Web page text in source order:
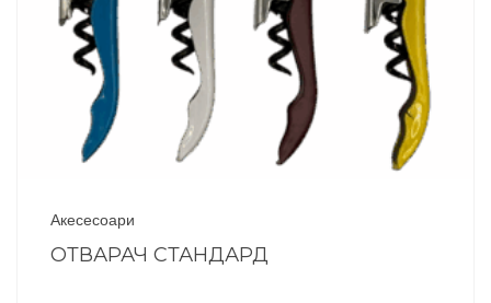
Акесесоари
ОТВАРАЧ СТАНДАРД